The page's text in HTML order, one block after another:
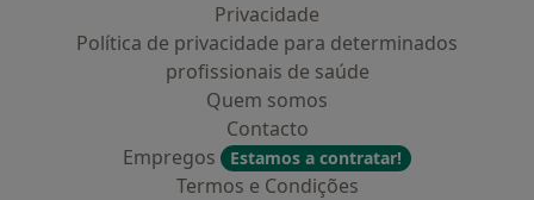
Privacidade
Política de privacidade para determinados
profissionais de saúde
Quem somos
Contacto
Empregos
Estamos a contratar!
Termos e Condições